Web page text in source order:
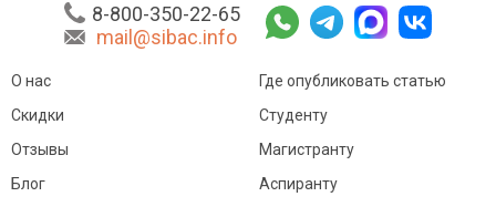
8-800-350-22-65
mail@sibac.info
О нас
Скидки
Отзывы
Блог
Где опубликовать статью
Студенту
Магистранту
Аспиранту